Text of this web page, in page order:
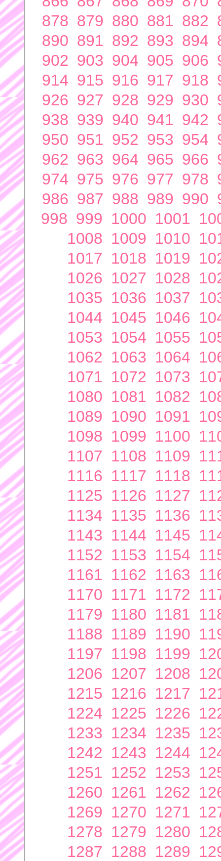
878 879 880 881 882
890 891 892 893 894
902 903 904 905 906
914 915 916 917 918
926 927 928 929 930
938 939 940 941 942
950 951 952 953 954
962 963 964 965 966
974 975 976 977 978
986 987 988 989 990
998 999 1000 1001
1008 1009 1010
1017 1018 1019
1026 1027 1028
1035 1036 1037
1044 1045 1046
1053 1054 1055
1062 1063 1064
1071 1072 1073
1080 1081 1082
1089 1090 1091
1098 1099 1100
1107 1108 1109
1116 1117 1118
1125 1126 1127
1134 1135 1136
1143 1144 1145
1152 1153 1154
1161 1162 1163
1170 1171 1172
1179 1180 1181
1188 1189 1190
1197 1198 1199
1206 1207 1208
1215 1216 1217
1224 1225 1226
1233 1234 1235
1242 1243 1244
1251 1252 1253
1260 1261 1262
1269 1270 1271
1278 1279 1280
1287 1288 1289